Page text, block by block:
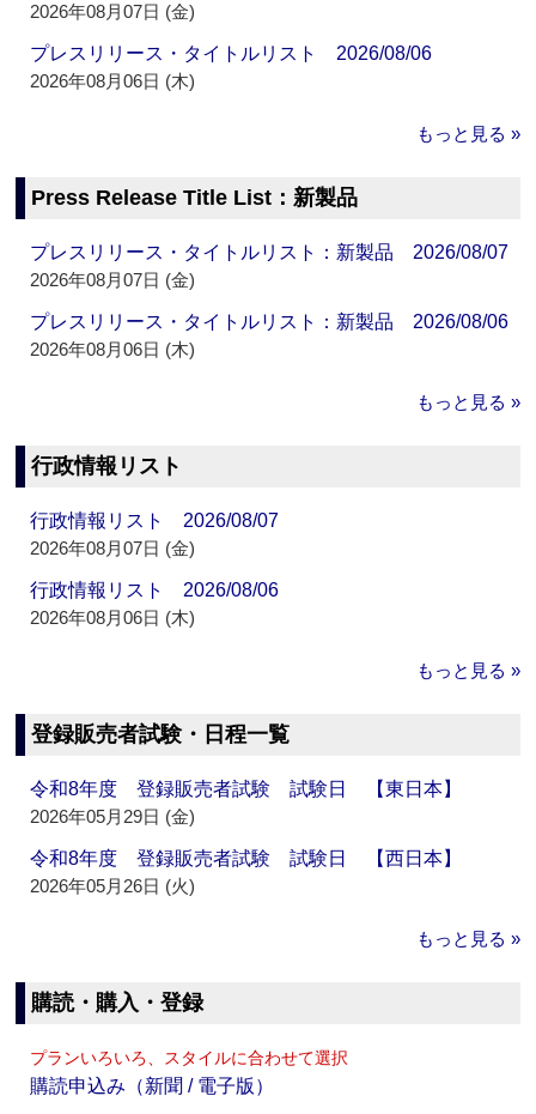
2026年08月07日 (金)
プレスリリース・タイトルリスト 2026/08/06
2026年08月06日 (木)
もっと見る »
Press Release Title List：新製品
プレスリリース・タイトルリスト：新製品 2026/08/07
2026年08月07日 (金)
プレスリリース・タイトルリスト：新製品 2026/08/06
2026年08月06日 (木)
もっと見る »
行政情報リスト
行政情報リスト 2026/08/07
2026年08月07日 (金)
行政情報リスト 2026/08/06
2026年08月06日 (木)
もっと見る »
登録販売者試験・日程一覧
令和8年度 登録販売者試験 試験日 【東日本】
2026年05月29日 (金)
令和8年度 登録販売者試験 試験日 【西日本】
2026年05月26日 (火)
もっと見る »
購読・購入・登録
プランいろいろ、スタイルに合わせて選択
購読申込み（新聞 / 電子版）